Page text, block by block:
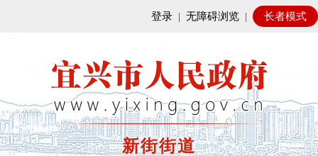
登录 | 无障碍浏览 | 长者模式
新街街道